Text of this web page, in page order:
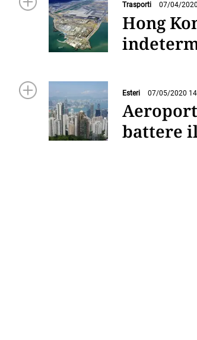
Trasporti 07/04/
Hong
Esteri 07/05/2020
battere